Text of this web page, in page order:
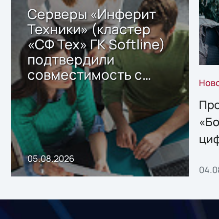
Серверы «Инферит
Техники» (кластер
«СФ Тех» ГК Softline)
подтвердили
совместимость с
решением Sharx
Storage 2.x для
хранения данных
05.08.2026